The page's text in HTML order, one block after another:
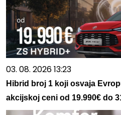
03. 08. 2026 13:23
Hibrid broj 1 koji osvaja
akcijskoj ceni od 19.990€ do